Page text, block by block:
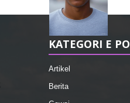
KATEGORI E
Artikel
Berita